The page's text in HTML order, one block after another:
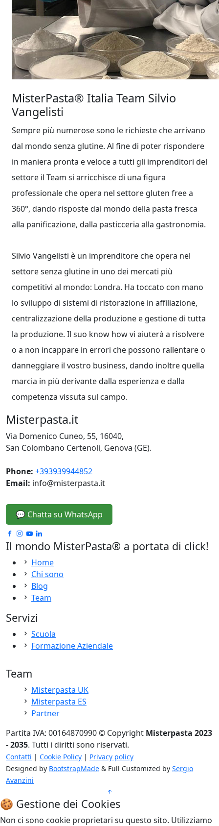
MisterPasta® Italia Team Silvio
Vangelisti
Sempre più numerose sono le richieste che arrivano
dal mondo senza glutine. Al fine di poter rispondere
in maniera pronta e veloce a tutti gli imprenditori del
settore il Team si arricchisce di una figura
professionale che opera nel settore gluten free a
360°, dando risposte dal mondo della pasta fresca
alla panificazione, dalla pasticceria alla gastronomia.
Silvio Vangelisti è un imprenditore che opera nel
settore senza glutine in uno dei mercati più
competitivi al mondo: Londra. Ha toccato con mano
lo sviluppo di sistemi di ristorazione in affiliazione,
centralizzazione della produzione e gestione di tutta
la produzione. Il suo know how vi aiuterà a risolvere
o a non incappare in errori che possono rallentare o
danneggiare il vostro business, dando inoltre quella
marcia in più derivante dalla esperienza e dalla
competenza vissuta sul campo.
Misterpasta.it
Via Domenico Cuneo, 55, 16040,
San Colombano Certenoli, Genova (GE).
Phone: +393939944852
Email: info@misterpasta.it
💬 Chatta su WhatsApp
Il mondo MisterPasta® a portata di click!
Home
Chi sono
Blog
Team
Servizi
Scuola
Formazione Aziendale
Team
Misterpasta UK
Misterpasta ES
Partner
Partita IVA: 00164870990 © Copyright Misterpasta 2023
- 2035. Tutti i diritti sono riservati.
Contatti | Cookie Policy | Privacy policy
Designed by BootstrapMade & Full Customized by Sergio
Avanzini
🍪 Gestione dei Cookies
Non ci sono cookie proprietari su questo sito. Utilizziamo